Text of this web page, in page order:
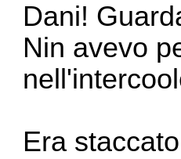
Dani!
Nin avevo
Era